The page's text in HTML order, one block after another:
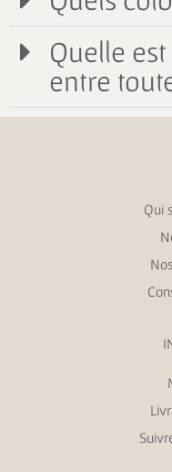
Quelle
entre
Qui